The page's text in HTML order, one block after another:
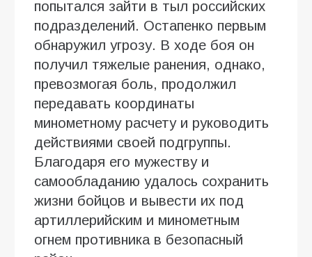
попытался зайти в тыл российских
подразделений. Остапенко первым
обнаружил угрозу. В ходе боя он
получил тяжелые ранения, однако,
превозмогая боль, продолжил
передавать координаты
минометному расчету и руководить
действиями своей подгруппы.
Благодаря его мужеству и
самообладанию удалось сохранить
жизни бойцов и вывести их под
артиллерийским и минометным
огнем противника в безопасный